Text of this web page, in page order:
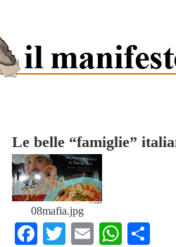
Le belle “famiglie”
08mafia.jpg
Facebook
TwitterEmail